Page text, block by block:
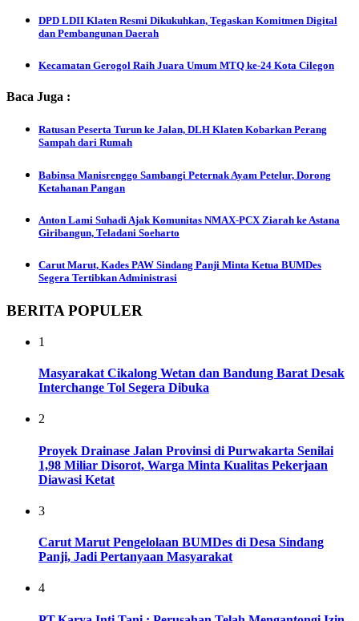
DPD LDII Klaten Resmi Dikukuhkan, Tegaskan Komitmen Digital
dan Pembangunan Daerah
Kecamatan Gerogol Raih Juara Umum MTQ ke-24 Kota Cilegon
Baca Juga :
Ratusan Peserta Turun ke Jalan, DLH Klaten Kobarkan Perang
Sampah dari Rumah
Babinsa Manisrenggo Sambangi Peternak Ayam Petelur, Dorong
Ketahanan Pangan
Anton Lami Suhadi Ajak Komunitas NMAX-PCX Ziarah ke Astana
Giribangun, Teladani Soeharto
Carut Marut, Kades PAW Sindang Panji Minta Ketua BUMDes
Segera Tertibkan Administrasi
BERITA POPULER
1
Masyarakat Cikalong Wetan dan Bandung Barat Desak
Interchange Tol Segera Dibuka
2
Proyek Drainase Jalan Provinsi di Purwakarta Senilai
1,98 Miliar Disorot, Warga Minta Kualitas Pekerjaan
Diawasi Ketat
3
Carut Marut Pengelolaan BUMDes di Desa Sindang
Panji, Jadi Pertanyaan Masyarakat
4